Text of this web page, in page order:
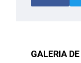
GALERIA